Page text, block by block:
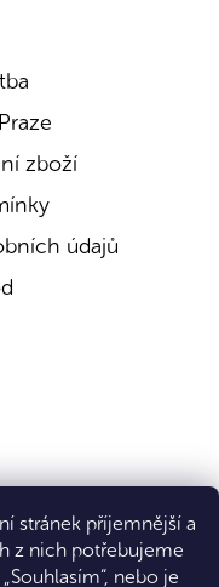
stránek příjemnější a
z nich potřebujeme
nebo je
zboží
údajů